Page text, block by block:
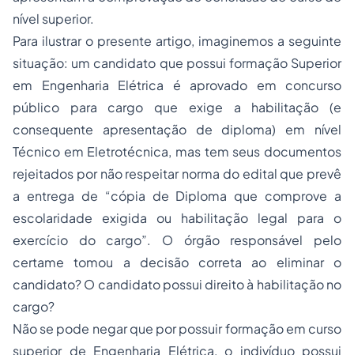
nível superior.
Para ilustrar o presente artigo, imaginemos a seguinte
situação: um candidato que possui formação Superior
em Engenharia Elétrica é aprovado em concurso
público para cargo que exige a habilitação (e
consequente apresentação de diploma) em nível
Técnico em Eletrotécnica, mas tem seus documentos
rejeitados por não respeitar norma do edital que prevê
a entrega de “cópia de Diploma que comprove a
escolaridade exigida ou habilitação legal para o
exercício do cargo”. O órgão responsável pelo
certame tomou a decisão correta ao eliminar o
candidato? O candidato possui direito à habilitação no
cargo?
Não se pode negar que por possuir formação em curso
superior de Engenharia Elétrica, o indivíduo possui